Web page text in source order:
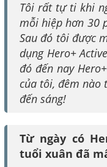
Tôi rất tự ti khi
mỗi hiệp hơn 30
Sau đó tôi được
dụng Hero+
đó đến nay
của tôi, đêm nào
đến sáng!
Từ ngày có
tuổi xuân đã